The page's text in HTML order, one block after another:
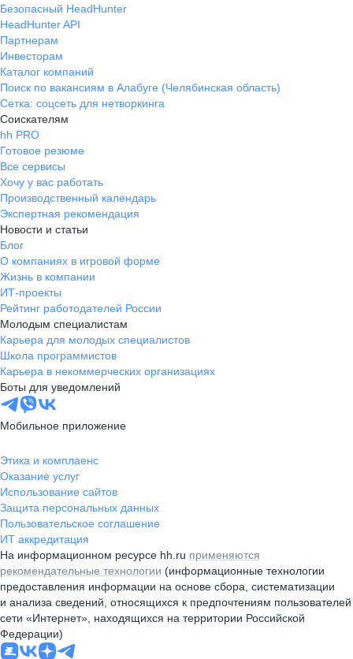
Безопасный HeadHunter
HeadHunter API
Партнерам
Инвесторам
Каталог компаний
Поиск по вакансиям в Алабуге (Челябинская область)
Сетка: соцсеть для нетворкинга
Соискателям
hh PRO
Готовое резюме
Все сервисы
Хочу у вас работать
Производственный календарь
Экспертная рекомендация
Новости и статьи
Блог
О компаниях в игровой форме
Жизнь в компании
ИТ-проекты
Рейтинг работодателей России
Молодым специалистам
Карьера для молодых специалистов
Школа программистов
Карьера в некоммерческих организациях
Боты для уведомлений
Мобильное приложение
Этика и комплаенс
Оказание услуг
Использование сайтов
Защита персональных данных
Пользовательское соглашение
ИТ аккредитация
На информационном ресурсе hh.ru применяются
рекомендательные технологии (информационные технологии
предоставления информации на основе сбора, систематизации
и анализа сведений, относящихся к предпочтениям пользователей
сети «Интернет», находящихся на территории Российской
Федерации)